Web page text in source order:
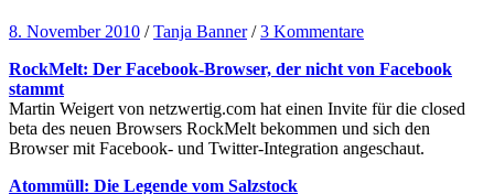
8. November 2010 /Tanja Banner /3 Kommentare
RockMelt: Der Facebook-Browser, der nicht von Facebook
stammt
Martin Weigert von netzwertig.com hat einen Invite für die closed
beta des neuen Browsers RockMelt bekommen und sich den
Browser mit Facebook- und Twitter-Integration angeschaut.
Atommüll: Die Legende vom Salzstock